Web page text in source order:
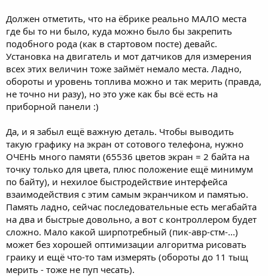
Должен отметить, что на ёбрике реально МАЛО места
где бы то ни было, куда можно было бы закрепить
подобного рода (как в стартовом посте) девайс.
Установка на двигатель и мот датчиков для измерения
всех этих величин тоже займёт немало места. Ладно,
обороты и уровень топлива можно и так мерить (правда,
не точно ни разу), но это уже как бы всё есть на
приборной панели :)
Да, и я забыл ещё важную деталь. Чтобы выводить
такую графику на экран от сотового телефона, нужно
ОЧЕНЬ много памяти (65536 цветов экран = 2 байта на
точку только для цвета, плюс положение ещё минимум
по байту), и нехилое быстродействие интерфейса
взаимодействия с этим самым экранчиком и памятью.
Память ладно, сейчас последовательные есть мегабайта
на два и быстрые довольно, а вот с контроллером будет
сложно. Мало какой ширпотребный (пик-авр-стм-...)
может без хорошей оптимизации алгоритма рисовать
граику и ещё что-то там измерять (обороты до 11 тыщ
мерить - тоже не пуп чесать).